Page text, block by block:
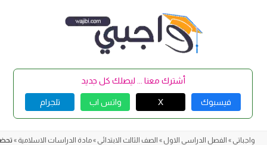
أشترك معنا ... ليصلك كل جديد
فيسبوك X واتس اب تلجرام
واجباتي » الفصل الدراسي الاول » الصف الثالث الابتدائي »مادة الدراسات الاسلامية »